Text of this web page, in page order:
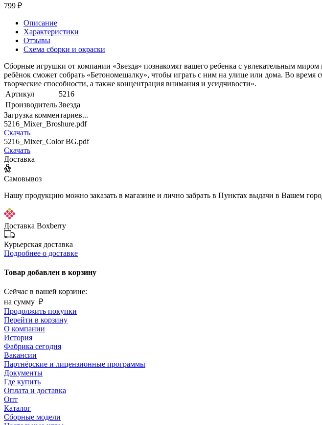
799 ₽
Описание
Характеристики
Отзывы
Схема сборки и окраски
Сборные игрушки от компании «Звезда» познакомят вашего ребенка с увлекательным
ребёнок сможет собрать «Бетономешалку», чтобы играть с ним на улице или дома. Во
творческие способности, а также концентрация внимания и усидчивости».
Артикул
5216
Производитель Звезда
Загрузка комментариев...
5216_Mixer_Broshure.pdf
Скачать
5216_Mixer_Color BG.pdf
Скачать
Доставка
Самовывоз
Нашу продукцию можно заказать в магазине и лично забрать в Пунктах выдачи в Вашем
Доставка Boxberry
Курьерская доставка
Подробнее о доставке
Товар добавлен в корзину
Сейчас в вашей корзине:
на сумму ₽
Продолжить покупки
Перейти в корзину
О компании
История
Фабрика сегодня
Вакансии
Партнёрские и лицензионные программы
Документы
Где купить
Оплата и доставка
Опт
Каталог
Сборные модели